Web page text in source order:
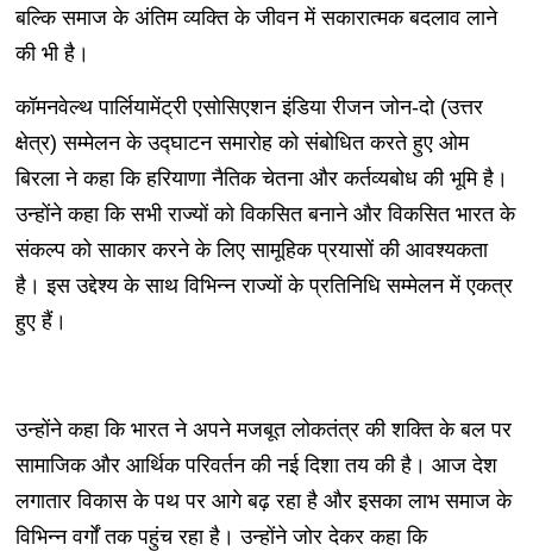
बल्कि समाज के अंतिम व्यक्ति के जीवन में सकारात्मक बदलाव लाने
की भी है।
कॉमनवेल्थ पार्लियामेंट्री एसोसिएशन इंडिया रीजन जोन-दो (उत्तर
क्षेत्र) सम्मेलन के उद्घाटन समारोह को संबोधित करते हुए ओम
बिरला ने कहा कि हरियाणा नैतिक चेतना और कर्तव्यबोध की भूमि है।
उन्होंने कहा कि सभी राज्यों को विकसित बनाने और विकसित भारत के
संकल्प को साकार करने के लिए सामूहिक प्रयासों की आवश्यकता
है। इस उद्देश्य के साथ विभिन्न राज्यों के प्रतिनिधि सम्मेलन में एकत्र
हुए हैं।
उन्होंने कहा कि भारत ने अपने मजबूत लोकतंत्र की शक्ति के बल पर
सामाजिक और आर्थिक परिवर्तन की नई दिशा तय की है। आज देश
लगातार विकास के पथ पर आगे बढ़ रहा है और इसका लाभ समाज के
विभिन्न वर्गों तक पहुंच रहा है। उन्होंने जोर देकर कहा कि